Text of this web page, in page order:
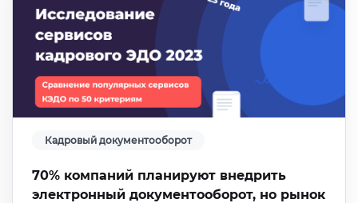
Кадровый документооборот
70% компаний планируют внедрить
электронный документооборот, но рынок